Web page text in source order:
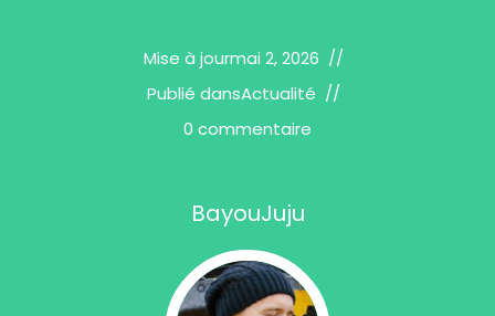
Mise à jourmai 2, 2026
Publié dansActualité
0 commentaire
BayouJuju